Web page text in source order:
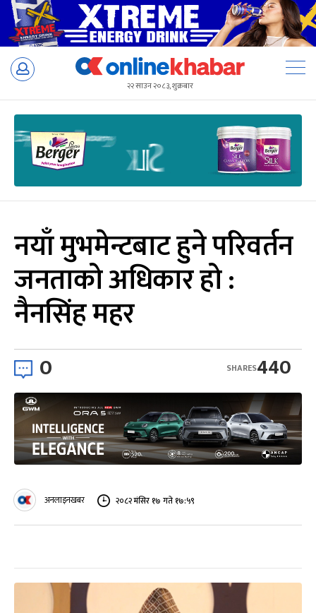
Skip
२२ साउन २०८३, शुक्रबार
नयाँ मुभमेन्टबाट हुने परिवर्तन
जनताको अधिकार हो :
नैनसिंह महर
0 440
SHARES
अनलाइनखबर २०८२ मंसिर १७ गते १७:५९